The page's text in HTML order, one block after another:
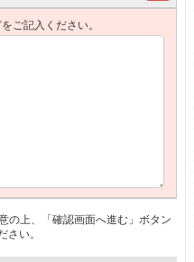
ご記入ください。
の上、「確認画面へ進む」ボタン
さい。